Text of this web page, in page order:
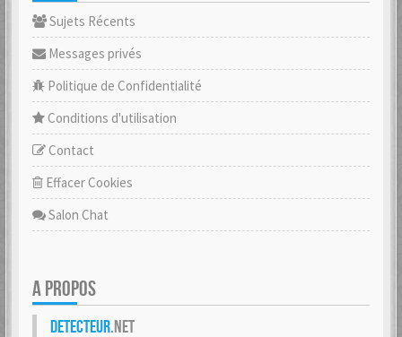
Sujets Récents
Messages privés
Politique de Confidentialité
Conditions d'utilisation
Contact
Effacer Cookies
Salon Chat
A PROPOS
Detecteur.net